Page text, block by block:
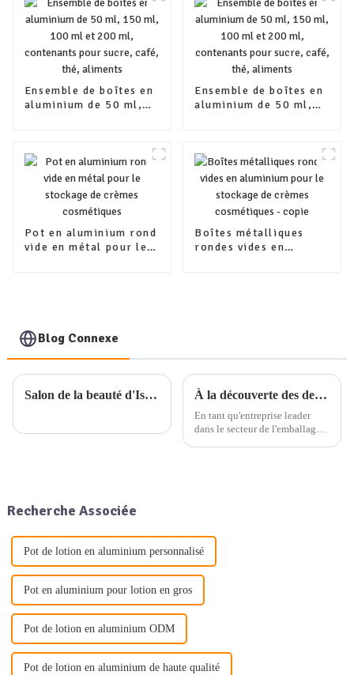
Ensemble de boîtes en
aluminium de 50 ml,
aliments
Ensemble de boîtes en
aluminium de 50 ml,
aliments
Pot en aluminium rond
vide en métal pour le
Boîtes métalliques
rondes vides en
Blog Connexe
Salon de la beauté d'Istanbul À la découverte des dernières tendances en matière d'emballage : le plan d'exposition et les offres de produits de notre entreprise
En tant qu'entreprise leader
dans le secteur de l'emballage,
Recherche Associée
Pot de lotion en aluminium personnalisé
Pot en aluminium pour lotion en gros
Pot de lotion en aluminium ODM
Pot de lotion en aluminium de haute qualité